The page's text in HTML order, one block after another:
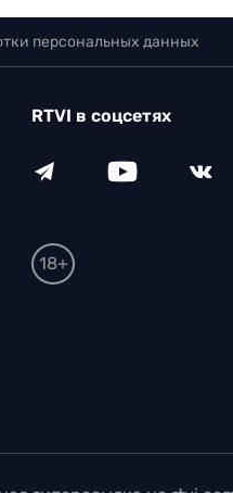
персональных данных
RTVI в соцсетях
18+